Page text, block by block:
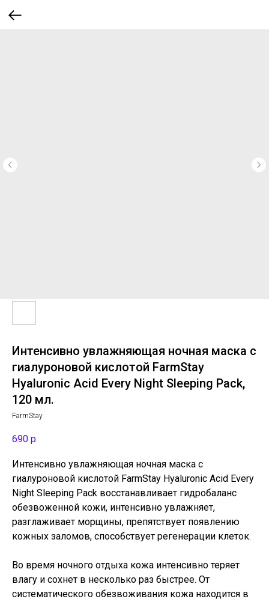
Интенсивно увлажняющая ночная маска с
гиалуроновой кислотой FarmStay
Hyaluronic Acid Every Night Sleeping Pack,
120 мл.
FarmStay
690 р.
Интенсивно увлажняющая ночная маска с
гиалуроновой кислотой FarmStay Hyaluronic Acid Every
Night Sleeping Pack восстанавливает гидробаланс
обезвоженной кожи, интенсивно увлажняет,
разглаживает морщины, препятствует появлению
кожных заломов, способствует регенерации клеток.
Во время ночного отдыха кожа интенсивно теряет
влагу и сохнет в несколько раз быстрее. От
систематического обезвоживания кожа находится в